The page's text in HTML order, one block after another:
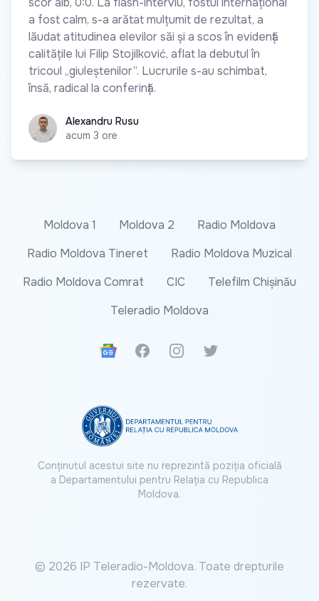
a fost calm, s-a arătat mulțumit de rezultat, a
lăudat atitudinea elevilor săi și a scos în evidență
calitățile lui Filip Stojilković, aflat la debutul în
tricoul „giuleștenilor”. Lucrurile s-au schimbat,
însă, radical la conferință.
Alexandru Rusu
Alexandru Rusu
acum 3 ore
Moldova 1 Moldova 2
Radio Moldova
Radio Moldova Tineret
Radio Moldova Muzical
Radio Moldova Comrat
CIC
Telefilm Chișinău
Teleradio Moldova
Google News
FacebookInstagramTwitter
Conținutul acestui site nu reprezintă poziția oficială
a Departamentului pentru Relația cu Republica
Moldova.
© 2026 IP Teleradio-Moldova. Toate drepturile
rezervate.